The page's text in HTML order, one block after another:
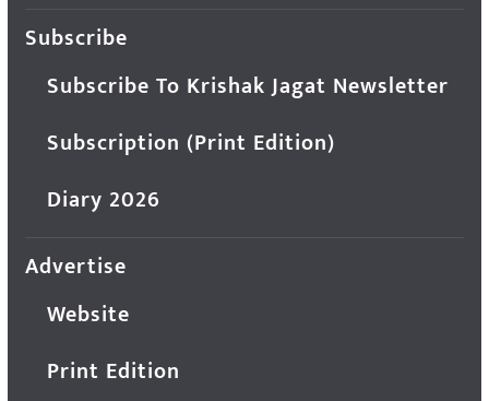
Subscribe
Subscribe To Krishak Jagat Newsletter
Subscription (Print Edition)
Diary 2026
Advertise
Website
Print Edition